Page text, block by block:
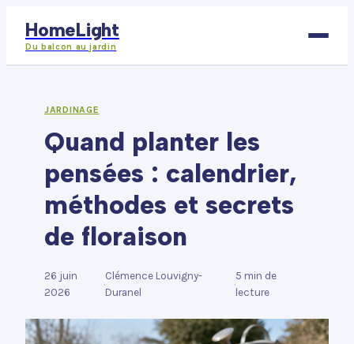
HomeLight
Du balcon au jardin
Déco
Jardinage
Maison
JARDINAGE
Quand planter les
pensées : calendrier,
méthodes et secrets
de floraison
26 juin
2026
·
Clémence Louvigny-
Duranel
·
5 min de
lecture